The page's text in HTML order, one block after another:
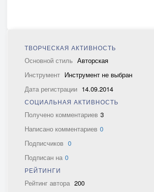
ТВОРЧЕСКАЯ АКТИВНОСТЬ
Основной стиль Авторская
Инструмент Инструмент не выбран
Дата регистрации 14.09.2014
СОЦИАЛЬНАЯ АКТИВНОСТЬ
Получено комментариев 3
Написано комментариев 0
Подписчиков 0
Подписан на 0
РЕЙТИНГИ
Рейтинг автора 200